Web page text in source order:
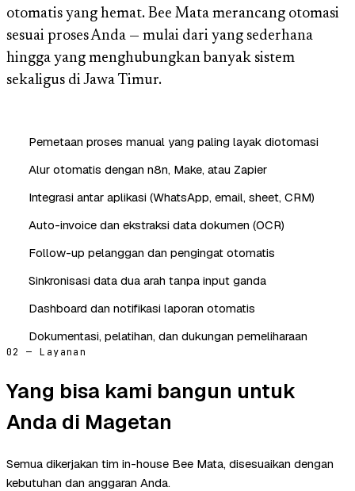
otomatis yang hemat. Bee Mata merancang otomasi
sesuai proses Anda — mulai dari yang sederhana
hingga yang menghubungkan banyak sistem
sekaligus di Jawa Timur.
Pemetaan proses manual yang paling layak diotomasi
Alur otomatis dengan n8n, Make, atau Zapier
Integrasi antar aplikasi (WhatsApp, email, sheet, CRM)
Auto-invoice dan ekstraksi data dokumen (OCR)
Follow-up pelanggan dan pengingat otomatis
Sinkronisasi data dua arah tanpa input ganda
Dashboard dan notifikasi laporan otomatis
Dokumentasi, pelatihan, dan dukungan pemeliharaan
02 — Layanan
Yang bisa kami bangun untuk
Anda di Magetan
Semua dikerjakan tim in-house Bee Mata, disesuaikan dengan
kebutuhan dan anggaran Anda.